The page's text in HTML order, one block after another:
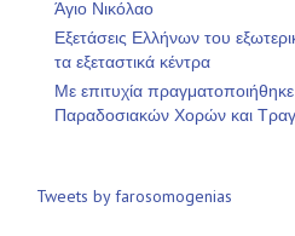
Άγιο Νικόλαο
Εξετάσεις Ελλήνων του
τα εξεταστικά κέντρα
Με επιτυχία
Παραδοσιακών Χορών και
Tweets by farosomogenias